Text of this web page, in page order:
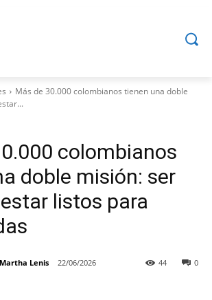
Más de 30.000 colombianos tienen una doble
colombianos
doble misión: ser
listos para
Martha Lenis 22/06/2026 0
44